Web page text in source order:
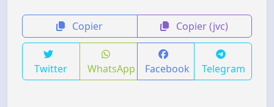
Copier Copier (jvc)
Twitter WhatsApp Facebook Telegram